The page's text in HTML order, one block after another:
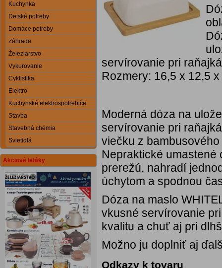
Kuchynka
Detské potreby
Domáce potreby
Záhrada
Železiarstvo
Vykurovanie
Cyklistika
Elektro
Kuchynské elektrospotrebiče
Stavba
Stavebná chémia
Svietidlá
Akciové letáky
servírovanie pri
Rozmery: 16,5 x 12,5
Moderná dóza na
servírovanie pri
viečku z
Nepraktické umastené
prerežú, nahradí
úchytom a spodnou
Dóza na maslo
vkusné servírovanie
kvalitu a chuť aj pri
Možno ju doplniť aj
Odkazy k tovaru